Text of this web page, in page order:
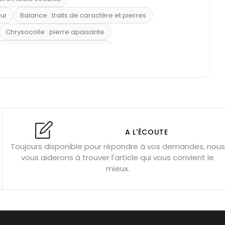
Balance : traits de caractère et pierres
Chrysocolle : pierre apaisante
Fluorite : pierre la plus colorée
Bracelets de perles pour homme
gemme ? Signification des pierres de naissance
A L'ÉCOUTE
Toujours disponible pour répondre à vos demandes, nous
vous aiderons à trouver l'article qui vous convient le
mieux.